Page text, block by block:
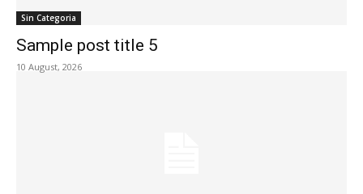
Sin Categoria
Sample post title 5
10 August, 2026